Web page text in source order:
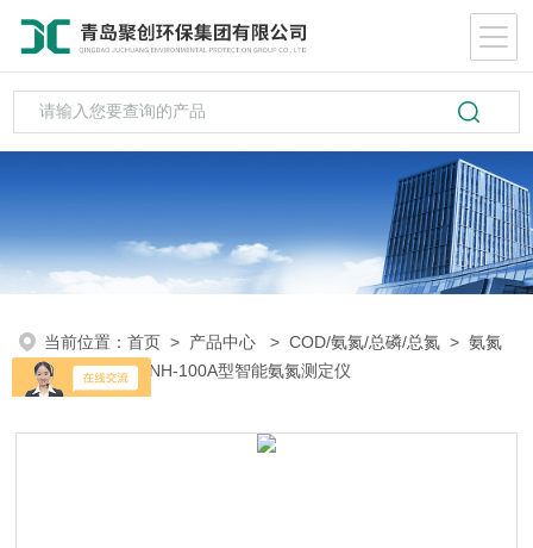
当前位置：首页 > 产品中心 >COD/氨氮/总磷/总氮 >氨氮
测定仪> JC-NH-100A型智能氨氮测定仪